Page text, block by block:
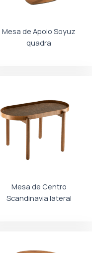
Mesa de Apoio Soyuz
quadra
Mesa de Centro
Scandinavia lateral